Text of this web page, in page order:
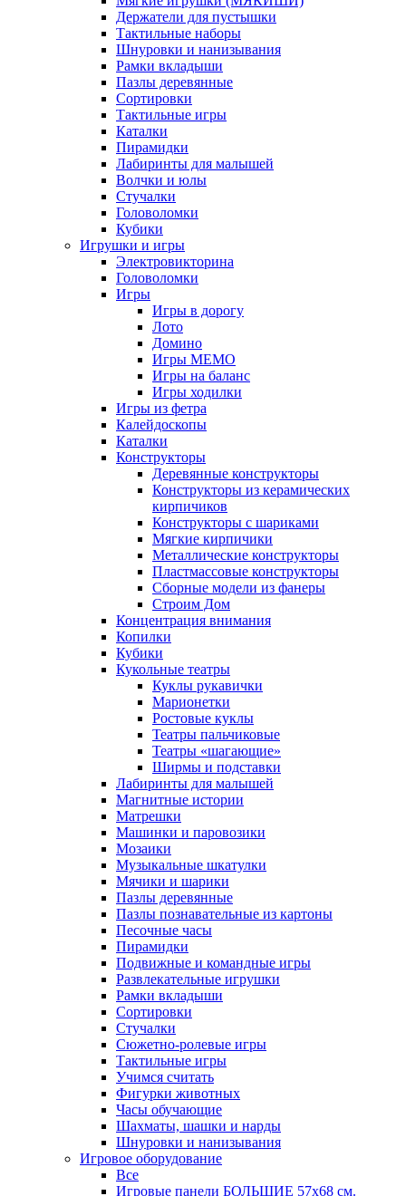
Держатели для пустышки
Тактильные наборы
Шнуровки и нанизывания
Рамки вкладыши
Пазлы деревянные
Сортировки
Тактильные игры
Каталки
Пирамидки
Лабиринты для малышей
Волчки и юлы
Стучалки
Головоломки
Кубики
Игрушки и игры
Электровикторина
Головоломки
Игры
Игры в дорогу
Лото
Домино
Игры МЕМО
Игры на баланс
Игры ходилки
Игры из фетра
Калейдоскопы
Каталки
Конструкторы
Деревянные конструкторы
Конструкторы из керамических
кирпичиков
Конструкторы с шариками
Мягкие кирпичики
Металлические конструкторы
Пластмассовые конструкторы
Сборные модели из фанеры
Строим Дом
Концентрация внимания
Копилки
Кубики
Кукольные театры
Куклы рукавички
Марионетки
Ростовые куклы
Театры пальчиковые
Театры «шагающие»
Ширмы и подставки
Лабиринты для малышей
Магнитные истории
Матрешки
Машинки и паровозики
Мозаики
Музыкальные шкатулки
Мячики и шарики
Пазлы деревянные
Пазлы познавательные из картоны
Песочные часы
Пирамидки
Подвижные и командные игры
Развлекательные игрушки
Рамки вкладыши
Сортировки
Стучалки
Сюжетно-ролевые игры
Тактильные игры
Учимся считать
Фигурки животных
Часы обучающие
Шахматы, шашки и нарды
Шнуровки и нанизывания
Игровое оборудование
Все
Игровые панели БОЛЬШИЕ 57х68 см.